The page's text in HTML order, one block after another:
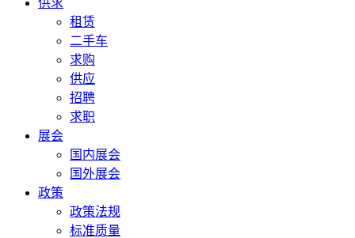
供求
租赁
二手车
求购
供应
招聘
求职
展会
国内展会
国外展会
政策
政策法规
标准质量